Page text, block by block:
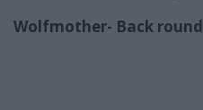
Wolfmother- Back round